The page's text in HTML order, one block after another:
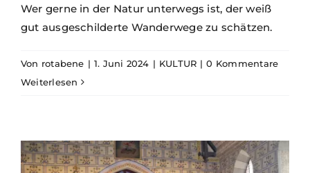
Wer gerne in der Natur unterwegs ist, der weiß
gut ausgeschilderte Wanderwege zu schätzen.
Von rotabene | 1. Juni 2024 | KULTUR | 0 Kommentare
Weiterlesen